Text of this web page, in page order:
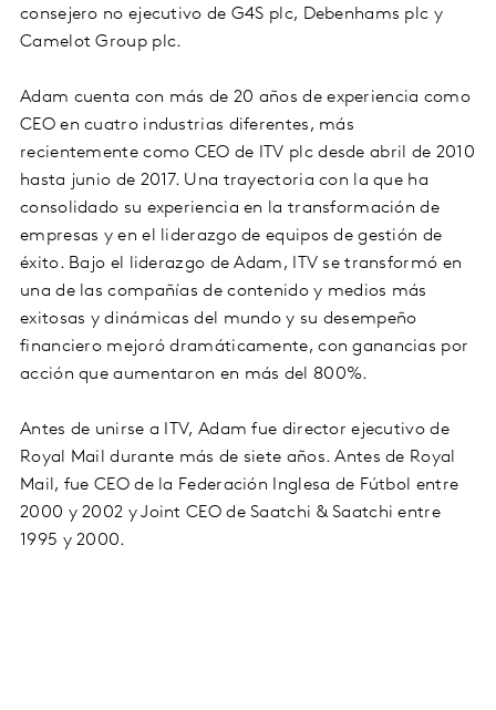
consejero no ejecutivo de G4S plc, Debenhams plc y
Camelot Group plc.
Adam cuenta con más de 20 años de experiencia como
CEO en cuatro industrias diferentes, más
recientemente como CEO de ITV plc desde abril de 2010
hasta junio de 2017. Una trayectoria con la que ha
consolidado su experiencia en la transformación de
empresas y en el liderazgo de equipos de gestión de
éxito. Bajo el liderazgo de Adam, ITV se transformó en
una de las compañías de contenido y medios más
exitosas y dinámicas del mundo y su desempeño
financiero mejoró dramáticamente, con ganancias por
acción que aumentaron en más del 800%.
Antes de unirse a ITV, Adam fue director ejecutivo de
Royal Mail durante más de siete años. Antes de Royal
Mail, fue CEO de la Federación Inglesa de Fútbol entre
2000 y 2002 y Joint CEO de Saatchi & Saatchi entre
1995 y 2000.